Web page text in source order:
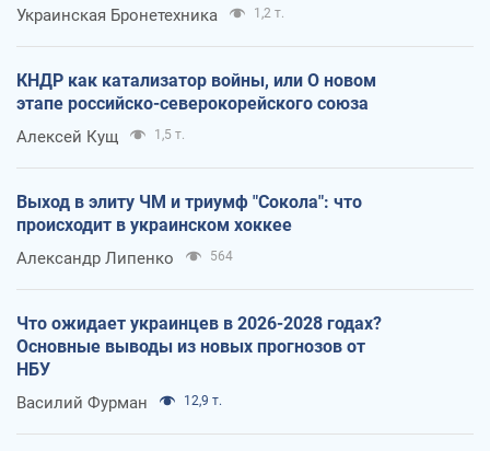
Украинская Бронетехника 1,2 т.
КНДР как катализатор войны, или О новом
этапе российско-северокорейского союза
Алексей Кущ 1,5 т.
Выход в элиту ЧМ и триумф "Сокола": что
происходит в украинском хоккее
Александр Липенко 564
Что ожидает украинцев в 2026-2028 годах?
Основные выводы из новых прогнозов от
НБУ
Василий Фурман 12,9 т.